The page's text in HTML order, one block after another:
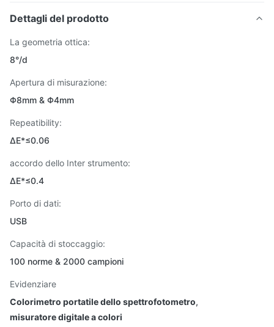
Dettagli del prodotto
La geometria ottica:
8°/d
Apertura di misurazione:
Φ8mm & Φ4mm
Repeatibility:
ΔE*≤0.06
accordo dello Inter strumento:
ΔE*≤0.4
Porto di dati:
USB
Capacità di stoccaggio:
100 norme & 2000 campioni
Evidenziare
Colorimetro portatile dello spettrofotometro,
misuratore digitale a colori